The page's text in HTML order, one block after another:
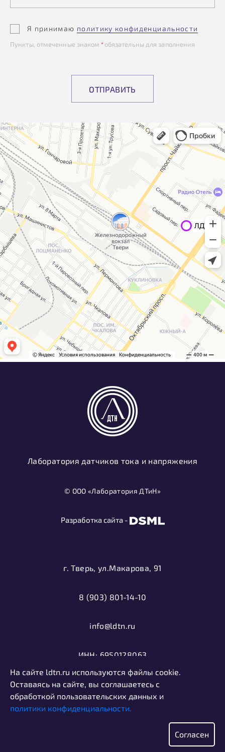
Я принимаю политику конфиденциальности
Пункты, отмеченные знаком *обязательны для заполнения
ОТПРАВИТЬ
Лаборатория датчиков тока и напряжения
© ООО «Лаборатория ДТиН»
Разработка сайта -
г. Тверь, ул.Макарова, 91
8 (903) 801-14-10
info@ldtn.ru
ИНН: 6950128063
ОГРН: 1116952000406
Политика конфиденциальности
Информация, представленная на сайте, не является
На сайте ldtn.ru используются файлы cookie.
Оставаясь на сайте, вы соглашаетесь с
обработкой пользовательских данных и
политики конфиденциальности.
Согласен